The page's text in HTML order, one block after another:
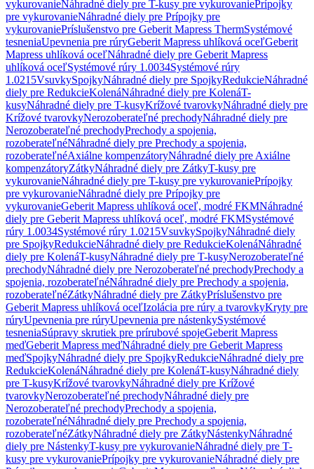
vykurovanieNáhradné diely pre T-kusy pre vykurovaniePrípojky
pre vykurovanieNáhradné diely pre Prípojky pre
vykurovaniePríslušenstvo pre Geberit Mapress ThermSystémové
tesneniaUpevnenia pre rúryGeberit Mapress uhlíková oceľGeberit
Mapress uhlíková oceľNáhradné diely pre Geberit Mapress
uhlíková oceľSystémové rúry 1.0034Systémové rúry
1.0215VsuvkySpojkyNáhradné diely pre SpojkyRedukcieNáhradné
diely pre RedukcieKolenáNáhradné diely pre KolenáT-
kusyNáhradné diely pre T-kusyKrížové tvarovkyNáhradné diely pre
Krížové tvarovkyNerozoberateľné prechodyNáhradné diely pre
Nerozoberateľné prechodyPrechody a spojenia,
rozoberateľnéNáhradné diely pre Prechody a spojenia,
rozoberateľnéAxiálne kompenzátoryNáhradné diely pre Axiálne
kompenzátoryZátkyNáhradné diely pre ZátkyT-kusy pre
vykurovanieNáhradné diely pre T-kusy pre vykurovaniePrípojky
pre vykurovanieNáhradné diely pre Prípojky pre
vykurovanieGeberit Mapress uhlíková oceľ, modré FKMNáhradné
diely pre Geberit Mapress uhlíková oceľ, modré FKMSystémové
rúry 1.0034Systémové rúry 1.0215VsuvkySpojkyNáhradné diely
pre SpojkyRedukcieNáhradné diely pre RedukcieKolenáNáhradné
diely pre KolenáT-kusyNáhradné diely pre T-kusyNerozoberateľné
prechodyNáhradné diely pre Nerozoberateľné prechodyPrechody a
spojenia, rozoberateľnéNáhradné diely pre Prechody a spojenia,
rozoberateľnéZátkyNáhradné diely pre ZátkyPríslušenstvo pre
Geberit Mapress uhlíková oceľIzolácia pre rúry a tvarovkyKryty pre
rúryUpevnenia pre rúryUpevnenia pre nástenkySystémové
tesneniaSúpravy skrutiek pre prírubové spojeGeberit Mapress
meďGeberit Mapress meďNáhradné diely pre Geberit Mapress
meďSpojkyNáhradné diely pre SpojkyRedukcieNáhradné diely pre
RedukcieKolenáNáhradné diely pre KolenáT-kusyNáhradné diely
pre T-kusyKrížové tvarovkyNáhradné diely pre Krížové
tvarovkyNerozoberateľné prechodyNáhradné diely pre
Nerozoberateľné prechodyPrechody a spojenia,
rozoberateľnéNáhradné diely pre Prechody a spojenia,
rozoberateľnéZátkyNáhradné diely pre ZátkyNástenkyNáhradné
diely pre NástenkyT-kusy pre vykurovanieNáhradné diely pre T-
kusy pre vykurovaniePrípojky pre vykurovanieNáhradné diely pre